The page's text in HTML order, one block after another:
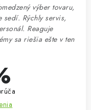
výber tovaru,
sedí. Rýchly servis,
Reaguje
sa riešia ešte v ten